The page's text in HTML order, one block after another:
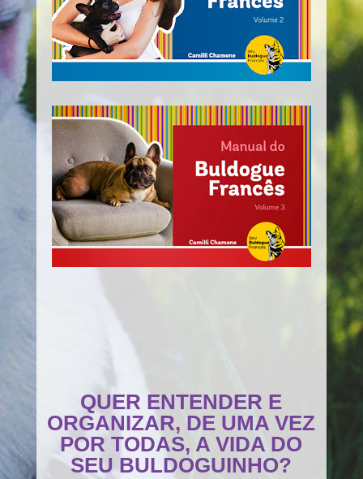
QUER ENTENDER E
ORGANIZAR, DE UMA VEZ
POR TODAS, A VIDA DO
SEU BULDOGUINHO?